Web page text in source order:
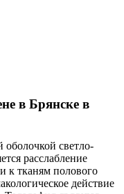
в Брянске в
светло-
расслабление
к тканям полового
действие